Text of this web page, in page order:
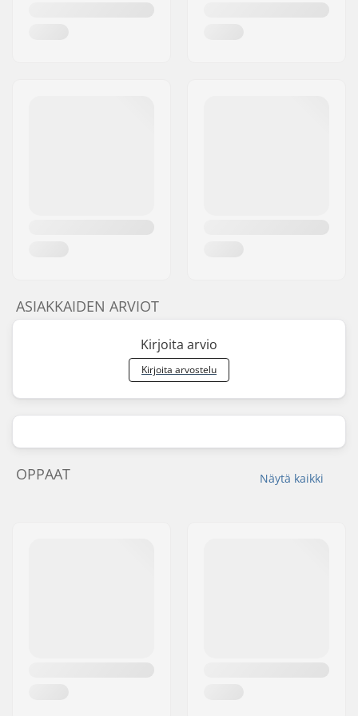
ASIAKKAIDEN ARVIOT
Kirjoita arvio
Kirjoita arvostelu
Näytä kaikki
OPPAAT